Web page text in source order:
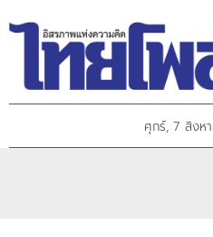
ศุกร์, 7 สิงห